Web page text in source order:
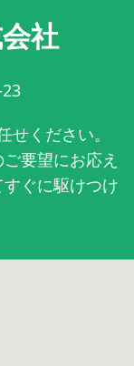
社
ください。
要望にお応え
ぐに駆けつけ